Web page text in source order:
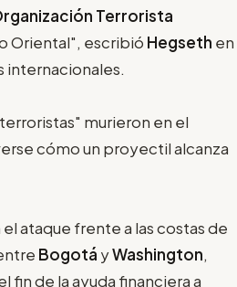
Terrorista
Oriental", escribió Hegseth en
internacionales.
murieron en el
cómo un proyectil alcanza
el ataque frente a las costas de
Bogotá yWashington,
fin de la ayuda financiera a